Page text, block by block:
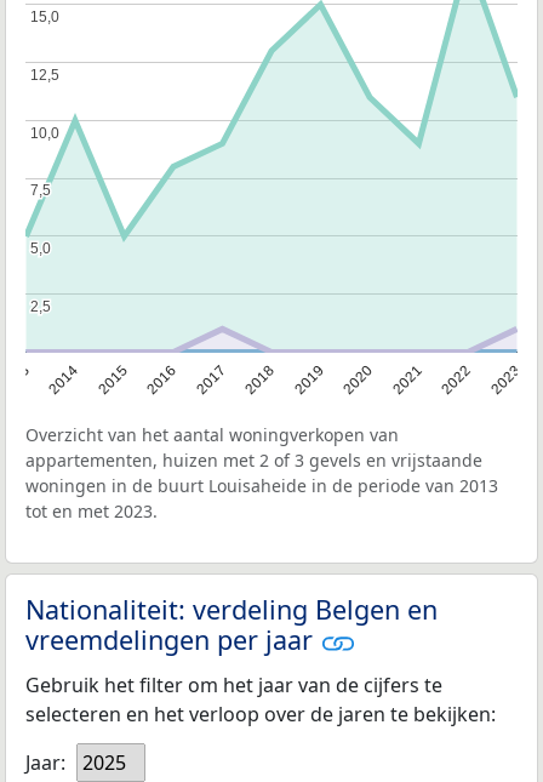
2014 2015 2016 2017 2018 2019 2020 2021 2022 2023
2,5
2,5
5,0
5,0
7,5
7,5
10,0
10,0
12,5
12,5
15,0
15,0
Overzicht van het aantal woningverkopen van
appartementen, huizen met 2 of 3 gevels en vrijstaande
woningen in de buurt Louisaheide in de periode van 2013
tot en met 2023.
Nationaliteit: verdeling Belgen en
vreemdelingen per jaar
Gebruik het filter om het jaar van de cijfers te
selecteren en het verloop over de jaren te bekijken:
Jaar:
2025